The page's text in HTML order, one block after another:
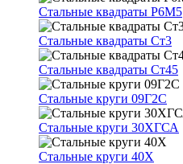
Стальные квадраты Р6М5
Стальные квадраты Ст3
Стальные квадраты Ст45
Стальные круги 09Г2С
Стальные круги 30ХГСА
Стальные круги 40Х